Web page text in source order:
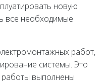
новую
все необходимые
работ,
системы. Это
работы выполнены